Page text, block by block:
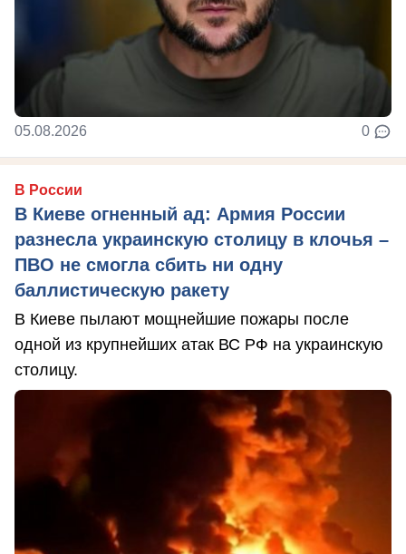
05.08.2026 0
В России
В Киеве огненный ад: Армия России
разнесла украинскую столицу в клочья –
ПВО не смогла сбить ни одну
баллистическую ракету
В Киеве пылают мощнейшие пожары после
одной из крупнейших атак ВС РФ на украинскую
столицу.